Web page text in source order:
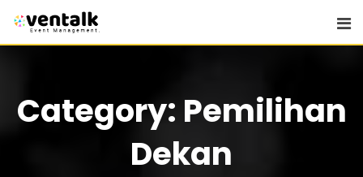
Category: Pemilihan
Dekan